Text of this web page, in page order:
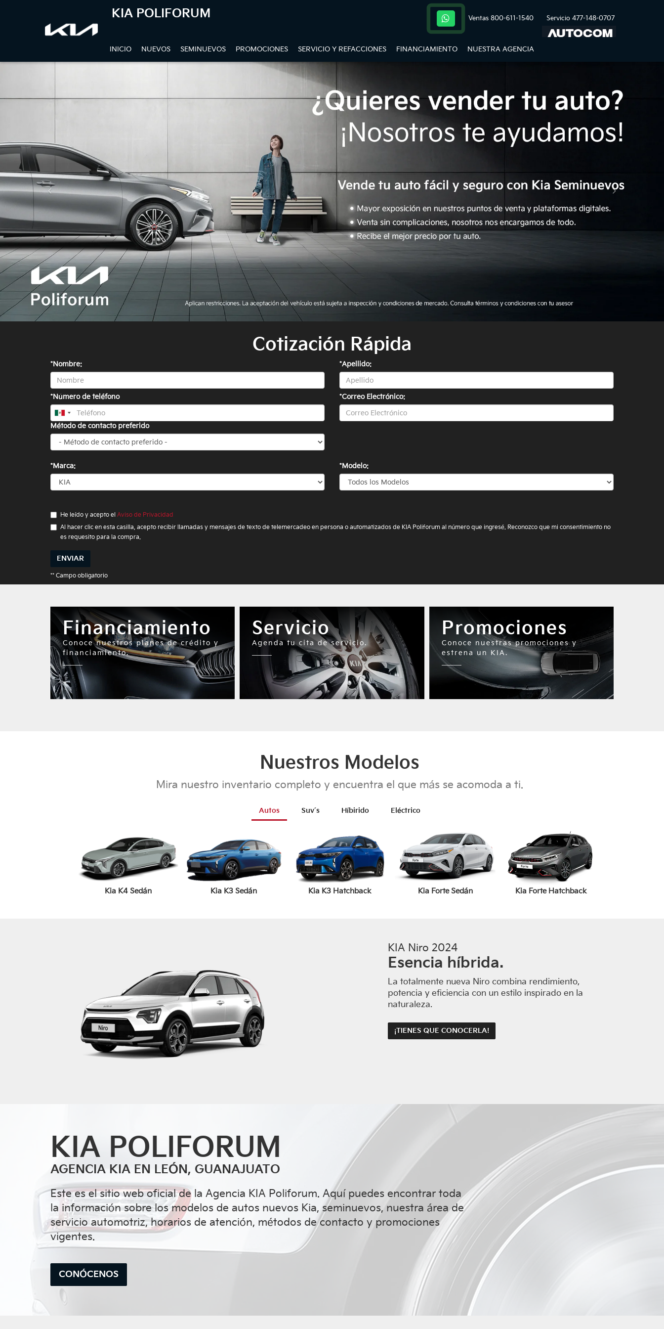
KIA POLIFORUM Ventas 800-611-1540 Servicio 477-148-0707
INICIO NUEVOS SEMINUEVOS PROMOCIONES SERVICIO Y REFACCIONES FINANCIAMIENTO NUESTRA AGENCIA
Cotización Rápida
*Nombre: *Apellido:
*Número de teléfono *Correo Electrónico:
Método de contacto preferido
*Marca: *Modelo:
He leído y acepto el Aviso de Privacidad
Al hacer clic en esta casilla, acepto recibir llamadas y mensajes de texto de telemercadeo en persona o automatizados de KIA Poliforum al número que ingresé. Reconozco que mi consentimiento no
es requesito para la compra.
ENVIAR
** Campo obligatorio
Financiamiento
Conoce nuestros planes de crédito y
financiamiento.
Servicio
Agenda tu cita de servicio.
Promociones
Conoce nuestras promociones y
estrena un KIA.
Nuestros Modelos
Mira nuestro inventario completo y encuentra el que más se acomoda a ti.
Autos Suv´s Híbirido Eléctrico
Kia K4 Sedán Kia K3 Sedán Kia K3 Hatchback Kia Forte Sedán Kia Forte Hatchback
Kia Sportage
Kia Sportage Híbrida
KIA Niro 2024
Esencia híbrida.
La totalmente nueva Niro combina rendimiento,
potencia y eficiencia con un estilo inspirado en la
naturaleza.
¡TIENES QUE CONOCERLA!
KIA POLIFORUM
AGENCIA KIA EN LEÓN, GUANAJUATO
Este es el sitio web oficial de la Agencia KIA Poliforum. Aquí puedes encontrar toda
la información sobre los modelos de autos nuevos Kia, seminuevos, nuestra área de
servicio automotriz, horarios de atención, métodos de contacto y promociones
vigentes.
CONÓCENOS